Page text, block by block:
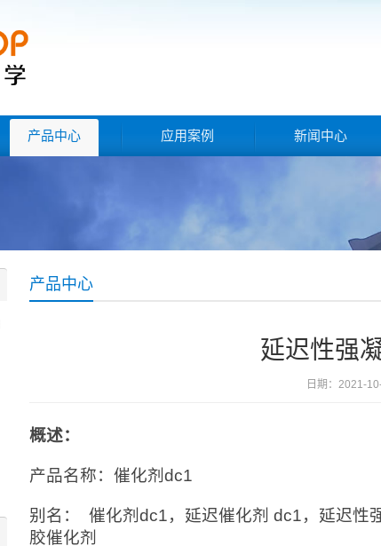
产品中心 应用案例 新闻中心
产品中心
延迟性强
日期：2021-
概述：
产品名称：催化剂dc1
别名： 催化剂dc1，延迟催化剂 dc1，延迟性
胶催化剂